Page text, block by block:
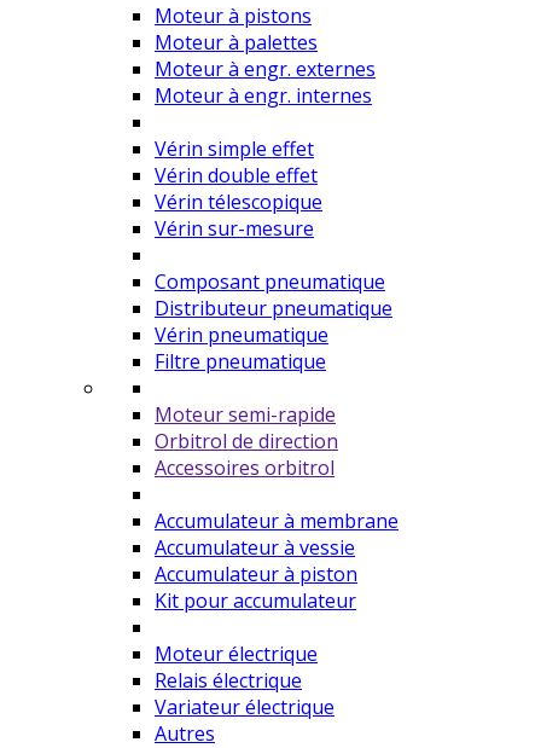
Moteur à pistons
Moteur à palettes
Moteur à engr. externes
Moteur à engr. internes
Vérin simple effet
Vérin double effet
Vérin télescopique
Vérin sur-mesure
Composant pneumatique
Distributeur pneumatique
Vérin pneumatique
Filtre pneumatique
Moteur semi-rapide
Orbitrol de direction
Accessoires orbitrol
Accumulateur à membrane
Accumulateur à vessie
Accumulateur à piston
Kit pour accumulateur
Moteur électrique
Relais électrique
Variateur électrique
Autres